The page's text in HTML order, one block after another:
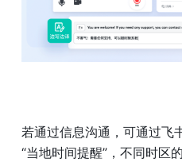
若通过信息沟通，可通过飞
“当地时间提醒”，不同时区